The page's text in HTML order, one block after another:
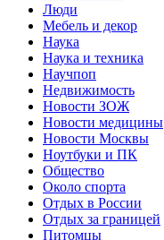
Люди
Мебель и декор
Наука
Наука и техника
Научпоп
Недвижимость
Новости ЗОЖ
Новости медицины
Новости Москвы
Ноутбуки и ПК
Общество
Около спорта
Отдых в России
Отдых за границей
Питомцы